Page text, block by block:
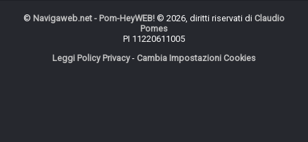
© Navigaweb.net - Pom-HeyWEB! © 2026, diritti riservati di Claudio
Pomes
PI 11220611005
Leggi Policy Privacy- Cambia Impostazioni Cookies